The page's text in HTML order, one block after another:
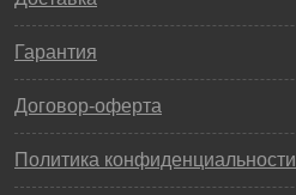
Гарантия
Договор-оферта
Политика конфиденциальности